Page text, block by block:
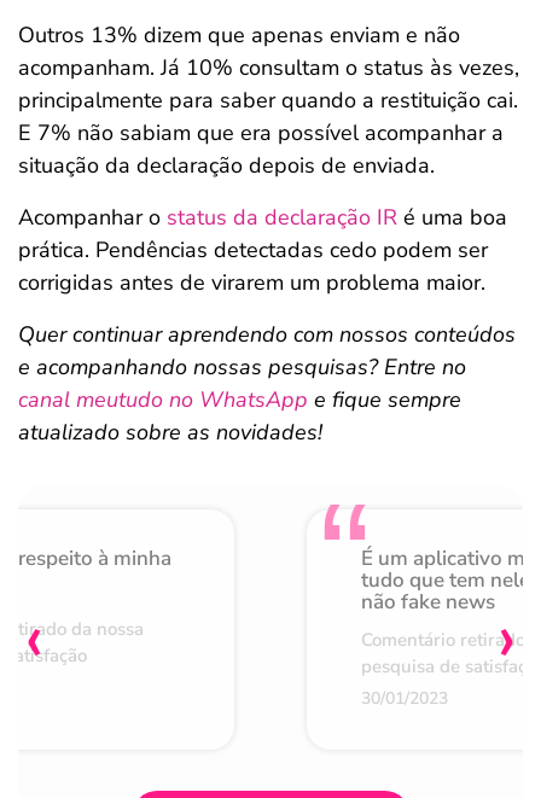
Outros 13% dizem que apenas enviam e não
acompanham. Já 10% consultam o status às vezes,
principalmente para saber quando a restituição cai.
E 7% não sabiam que era possível acompanhar a
situação da declaração depois de enviada.
Acompanhar o status da declaração IR é uma boa
prática. Pendências detectadas cedo podem ser
corrigidas antes de virarem um problema maior.
Quer continuar aprendendo com nossos conteúdos
e acompanhando nossas pesquisas? Entre no
canal meutudo no WhatsApp e fique sempre
atualizado sobre as novidades!
respeito à minha
da nossa
É um aplicativo
tudo que tem nele
não fake news
Comentário retirado
pesquisa de
30/01/2023
‹ ›